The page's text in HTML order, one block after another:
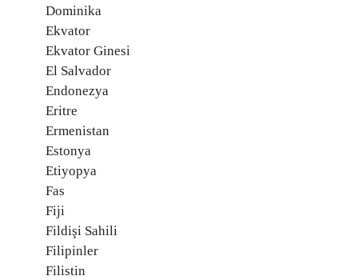
Dominika
Ekvator
Ekvator Ginesi
El Salvador
Endonezya
Eritre
Ermenistan
Estonya
Etiyopya
Fas
Fiji
Fildişi Sahili
Filipinler
Filistin